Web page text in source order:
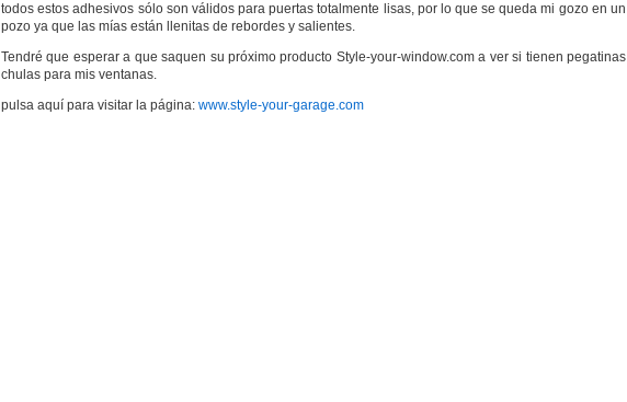
todos estos adhesivos sólo son válidos para puertas totalmente lisas, por lo que se queda mi gozo en un
pozo ya que las mías están llenitas de rebordes y salientes.
Tendré que esperar a que saquen su próximo producto Style-your-window.com a ver si tienen pegatinas
chulas para mis ventanas.
pulsa aquí para visitar la página: www.style-your-garage.com